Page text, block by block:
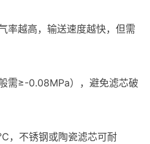
率越高，输送速度越快，但需
需≥-0.08MPa），避免滤芯破
，不锈钢或陶瓷滤芯可耐